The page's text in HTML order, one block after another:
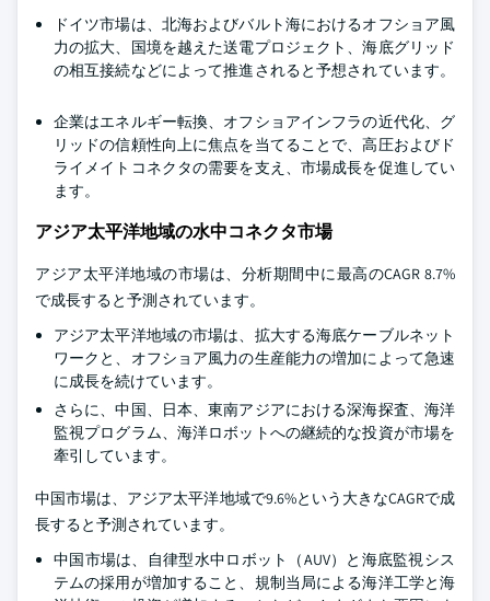
ドイツ市場は、北海およびバルト海におけるオフショア風
力の拡大、国境を越えた送電プロジェクト、海底グリッド
の相互接続などによって推進されると予想されています。
企業はエネルギー転換、オフショアインフラの近代化、グ
リッドの信頼性向上に焦点を当てることで、高圧およびド
ライメイトコネクタの需要を支え、市場成長を促進してい
ます。
アジア太平洋地域の水中コネクタ市場
アジア太平洋地域の市場は、分析期間中に最高のCAGR 8.7%
で成長すると予測されています。
アジア太平洋地域の市場は、拡大する海底ケーブルネット
ワークと、オフショア風力の生産能力の増加によって急速
に成長を続けています。
さらに、中国、日本、東南アジアにおける深海探査、海洋
監視プログラム、海洋ロボットへの継続的な投資が市場を
牽引しています。
中国市場は、アジア太平洋地域で9.6%という大きなCAGRで成
長すると予測されています。
中国市場は、自律型水中ロボット（AUV）と海底監視シス
テムの採用が増加すること、規制当局による海洋工学と海